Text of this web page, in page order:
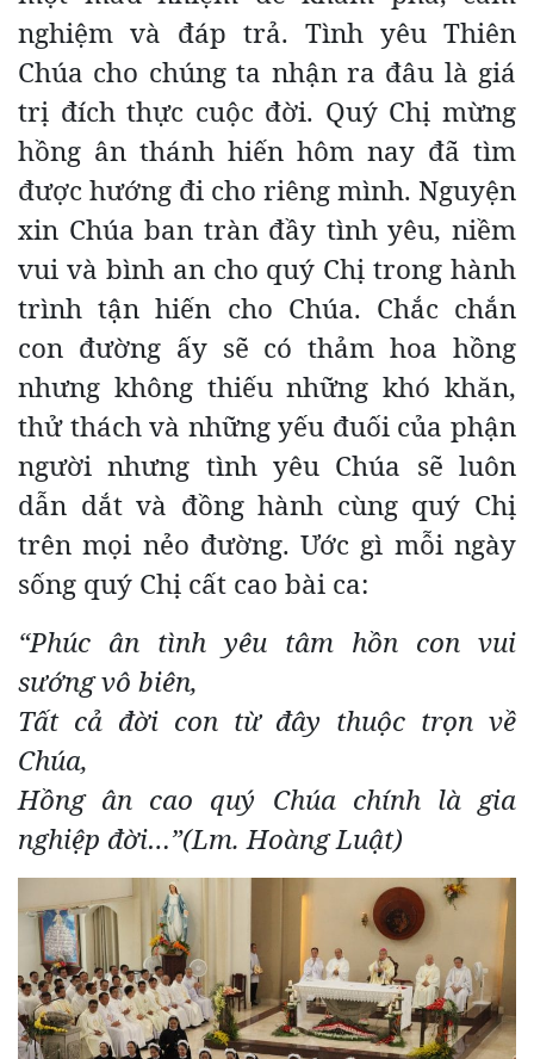
nghiệm và đáp trả. Tình yêu Thiên
Chúa cho chúng ta nhận ra đâu là giá
trị đích thực cuộc đời. Quý Chị mừng
hồng ân thánh hiến hôm nay đã tìm
được hướng đi cho riêng mình. Nguyện
xin Chúa ban tràn đầy tình yêu, niềm
vui và bình an cho quý Chị trong hành
trình tận hiến cho Chúa. Chắc chắn
con đường ấy sẽ có thảm hoa hồng
nhưng không thiếu những khó khăn,
thử thách và những yếu đuối của phận
người nhưng tình yêu Chúa sẽ luôn
dẫn dắt và đồng hành cùng quý Chị
trên mọi nẻo đường. Ước gì mỗi ngày
sống quý Chị cất cao bài ca:
“Phúc ân tình yêu tâm hồn con vui
sướng vô biên,
Tất cả đời con từ đây thuộc trọn về
Chúa,
Hồng ân cao quý Chúa chính là gia
nghiệp đời…”(Lm. Hoàng Luật)